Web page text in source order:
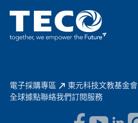
促進低碳轉型
永續報告書
電子採購專區 東元科技文教基金會
全球據點聯絡我們訂閱服務